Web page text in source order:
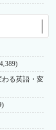
わる英語・変